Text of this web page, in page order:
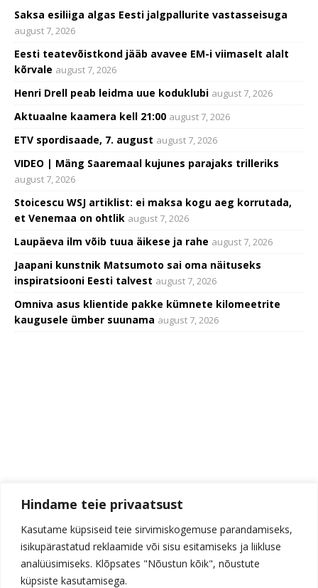
Hindame teie privaatsust
Kasutame küpsiseid teie sirvimiskogemuse parandamiseks,
isikupärastatud reklaamide või sisu esitamiseks ja liikluse
analüüsimiseks. Klõpsates "Nõustun kõik", nõustute
küpsiste kasutamisega.
Saksa esiliiga algas Eesti jalgpallurite vastasseisuga
august 7, 2026
Eesti teatevõistkond jääb avavee EM-i viimaselt alalt
kõrvale august 7, 2026
Henri Drell peab leidma uue koduklubi august 7, 2026
Aktuaalne kaamera kell 21:00 august 7, 2026
ETV spordisaade, 7. august august 7, 2026
VIDEO | Mäng Saaremaal kujunes parajaks trilleriks
august 7, 2026
Stoicescu WSJ artiklist: ei maksa kogu aeg korrutada,
et Venemaa on ohtlik august 7, 2026
Laupäeva ilm võib tuua äikese ja rahe august 7, 2026
Jaapani kunstnik Matsumoto sai oma näituseks
inspiratsiooni Eesti talvest august 7, 2026
Omniva asus klientide pakke kümnete kilomeetrite
kaugusele ümber suunama august 7, 2026